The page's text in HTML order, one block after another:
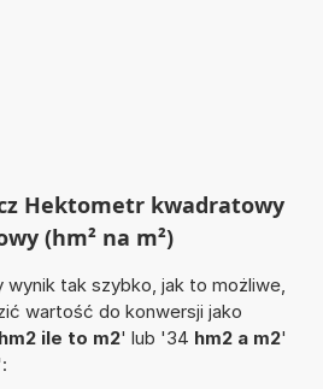
Hektometr kwadratowy
(hm² na m²)
wynik tak szybko, jak to możliwe,
wartość do konwersji jako
hm2 ile to m2' lub '34 hm2 a m2'